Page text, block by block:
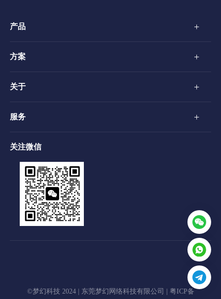
产品 +
方案 +
关于 +
服务 +
关注微信
©梦幻科技 2024 | 东莞梦幻网络科技有限公司 | 粤ICP备